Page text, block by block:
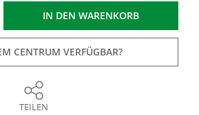
IN DEN WARENKORB
CENTRUM VERFÜGBAR?
TEILEN